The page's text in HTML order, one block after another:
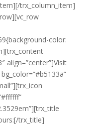
trx_column_item]
color:
align=”center”]Visit
trx_title]